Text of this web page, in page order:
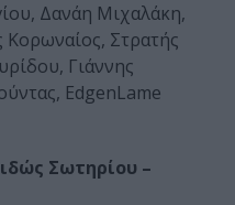
Δανάη Μιχαλάκη,
Στρατής
Γιάννης
EdgenLame
Σωτηρίου –